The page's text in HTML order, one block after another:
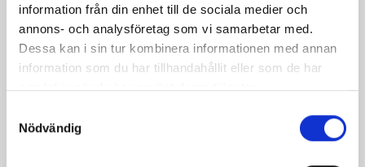
information från din enhet till de sociala medier och
annons- och analysföretag som vi samarbetar med.
Dessa kan i sin tur kombinera informationen med annan
information som du har tillhandahållit eller som de har
samlat in när du har använt deras tjänster.
Nödvändig